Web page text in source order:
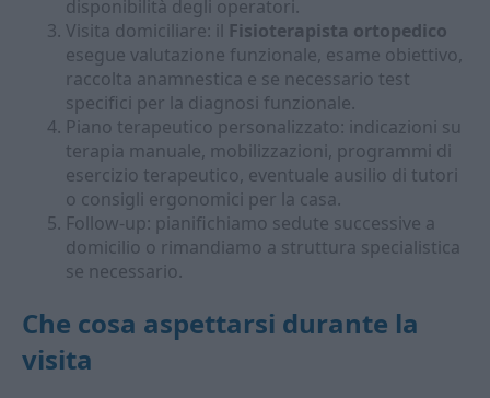
disponibilità degli operatori.
Visita domiciliare: il Fisioterapista ortopedico
esegue valutazione funzionale, esame obiettivo,
raccolta anamnestica e se necessario test
specifici per la diagnosi funzionale.
Piano terapeutico personalizzato: indicazioni su
terapia manuale, mobilizzazioni, programmi di
esercizio terapeutico, eventuale ausilio di tutori
o consigli ergonomici per la casa.
Follow-up: pianifichiamo sedute successive a
domicilio o rimandiamo a struttura specialistica
se necessario.
Che cosa aspettarsi durante la
visita